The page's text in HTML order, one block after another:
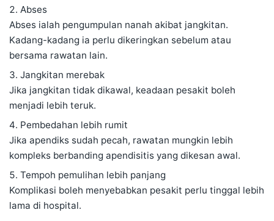
Abses
Abses ialah pengumpulan nanah akibat jangkitan.
Kadang-kadang ia perlu dikeringkan sebelum atau
bersama rawatan lain.
Jangkitan merebak
Jika jangkitan tidak dikawal, keadaan pesakit boleh
menjadi lebih teruk.
Pembedahan lebih rumit
Jika apendiks sudah pecah, rawatan mungkin lebih
kompleks berbanding apendisitis yang dikesan awal.
Tempoh pemulihan lebih panjang
Komplikasi boleh menyebabkan pesakit perlu tinggal lebih
lama di hospital.